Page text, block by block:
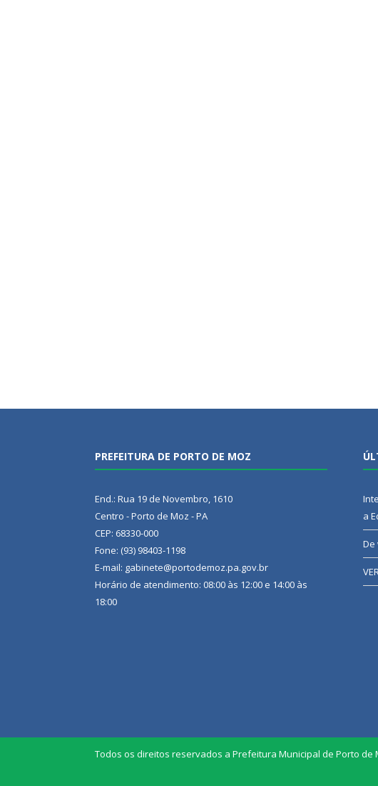
PREFEITURA DE PORTO DE MOZ
End.: Rua 19 de Novembro, 1610
Centro - Porto de Moz - PA
CEP: 68330-000
Fone: (93) 98403-1198
E-mail: gabinete@portodemoz.pa.gov.br
Horário de atendimento: 08:00 às 12:00 e 14:00 às
18:00
a
De
Todos os direitos reservados a Prefeitura Municipal de Porto de